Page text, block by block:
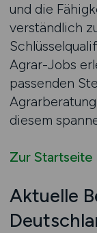
und die
verständlich
Agrar-Jobs
passenden
diesem
Zur Startseite
Aktuelle